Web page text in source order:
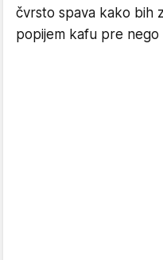
čvrsto spava kako bih
popijem kafu pre